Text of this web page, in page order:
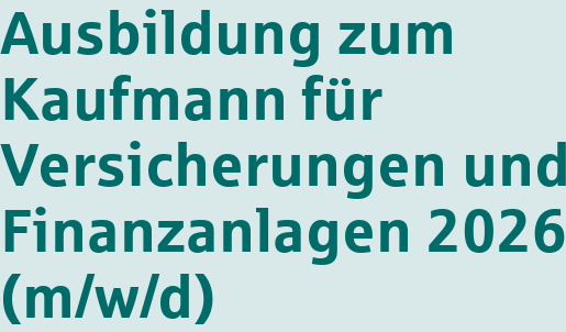
Ausbildung zum
Kaufmann für
Versicherungen und
Finanzanlagen 2026
(m/w/d)